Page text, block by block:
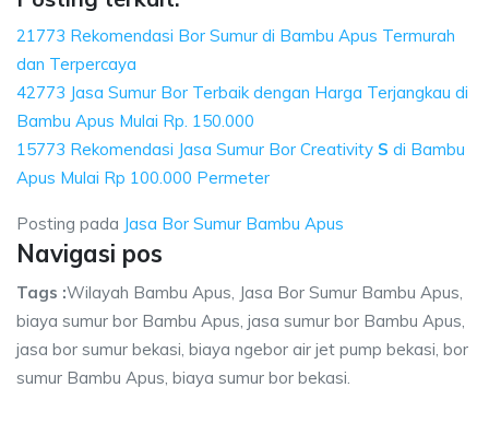
21773 Rekomendasi Bor Sumur di Bambu Apus Termurah
dan Terpercaya
42773 Jasa Sumur Bor Terbaik dengan Harga Terjangkau di
Bambu Apus Mulai Rp. 150.000
15773 Rekomendasi Jasa Sumur Bor Creativity S di Bambu
Apus Mulai Rp 100.000 Permeter
Posting pada Jasa Bor Sumur Bambu Apus
Navigasi pos
Tags :Wilayah Bambu Apus, Jasa Bor Sumur Bambu Apus,
biaya sumur bor Bambu Apus, jasa sumur bor Bambu Apus,
jasa bor sumur bekasi, biaya ngebor air jet pump bekasi, bor
sumur Bambu Apus, biaya sumur bor bekasi.